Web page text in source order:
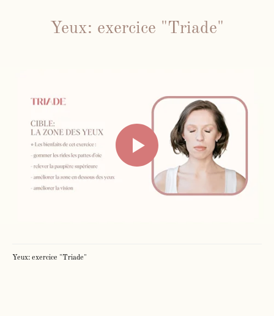
Yeux: exercice "Triade"
Yeux: exercice "Triade"